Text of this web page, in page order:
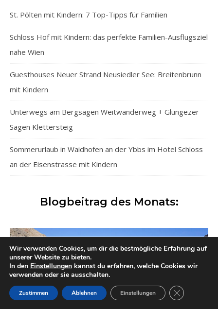
St. Pölten mit Kindern: 7 Top-Tipps für Familien
Schloss Hof mit Kindern: das perfekte Familien-Ausflugsziel
nahe Wien
Guesthouses Neuer Strand Neusiedler See: Breitenbrunn
mit Kindern
Unterwegs am Bergsagen Weitwanderweg + Glungezer
Sagen Klettersteig
Sommerurlaub in Waidhofen an der Ybbs im Hotel Schloss
an der Eisenstrasse mit Kindern
Blogbeitrag des Monats:
Wir verwenden Cookies, um dir die bestmögliche Erfahrung auf
unserer Website zu bieten.
In den Einstellungen kannst du erfahren, welche Cookies wir
verwenden oder sie ausschalten.
Zustimmen Ablehnen Einstellungen GDPR